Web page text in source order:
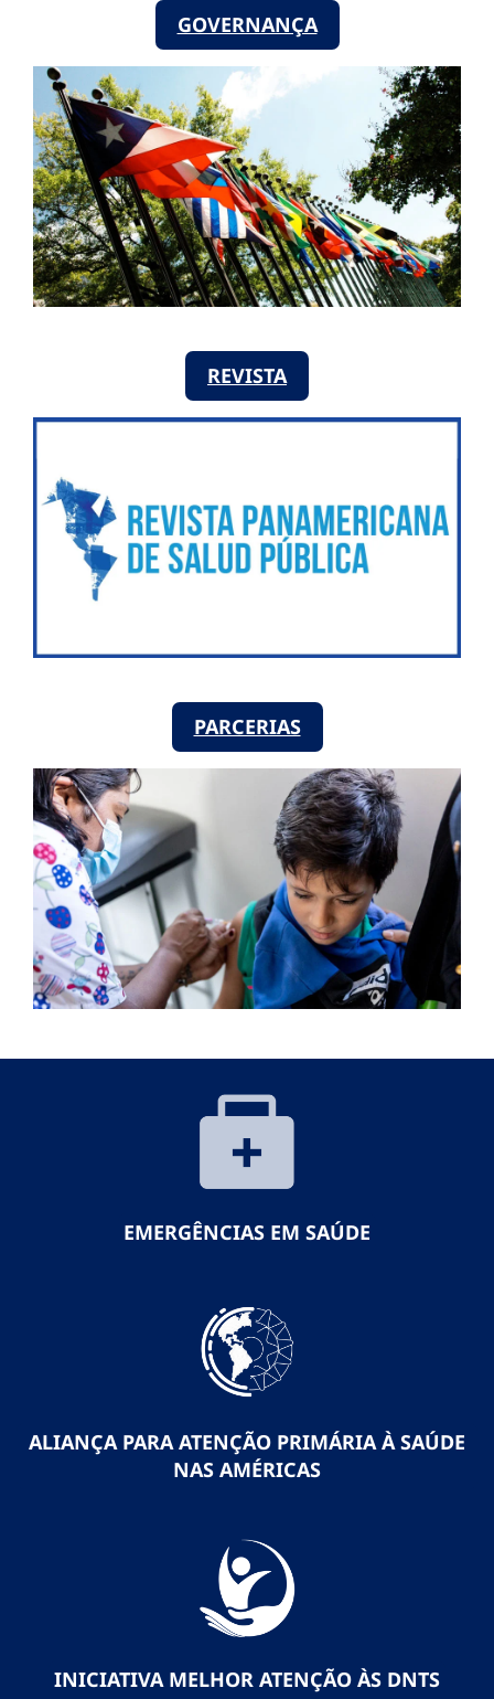
GOVERNANÇA
REVISTA
PARCERIAS
EMERGÊNCIAS EM SAÚDE
ALIANÇA PARA ATENÇÃO PRIMÁRIA À SAÚDE
NAS AMÉRICAS
INICIATIVA MELHOR ATENÇÃO ÀS DNTS